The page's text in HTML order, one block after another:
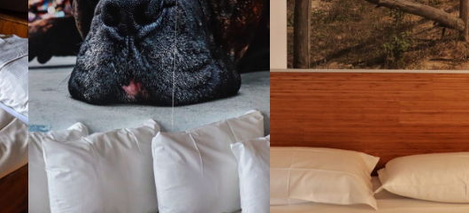
Qbic Hotel, London City
LIFESTYLESTADT
City,Design Frühstück Green Hotel,
Großbritannien,Londen East,London
Qbic,stadthotel Umweltfreundlich
Eco-Resort Lino delle Fate,
Bibione, Italien
NATURSTRAND
Bibione,Bungalow, Ecoresort,
Familien
Italien Lino delle Fate
Pool
Strand